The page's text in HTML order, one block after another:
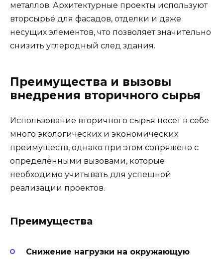
металлов. Архитектурные проекты используют
вторсырьё для фасадов, отделки и даже
несущих элементов, что позволяет значительно
снизить углеродный след здания.
Преимущества и вызовы
внедрения вторичного сырья
Использование вторичного сырья несет в себе
много экологических и экономических
преимуществ, однако при этом сопряжено с
определёнными вызовами, которые
необходимо учитывать для успешной
реализации проектов.
Преимущества
Снижение нагрузки на окружающую